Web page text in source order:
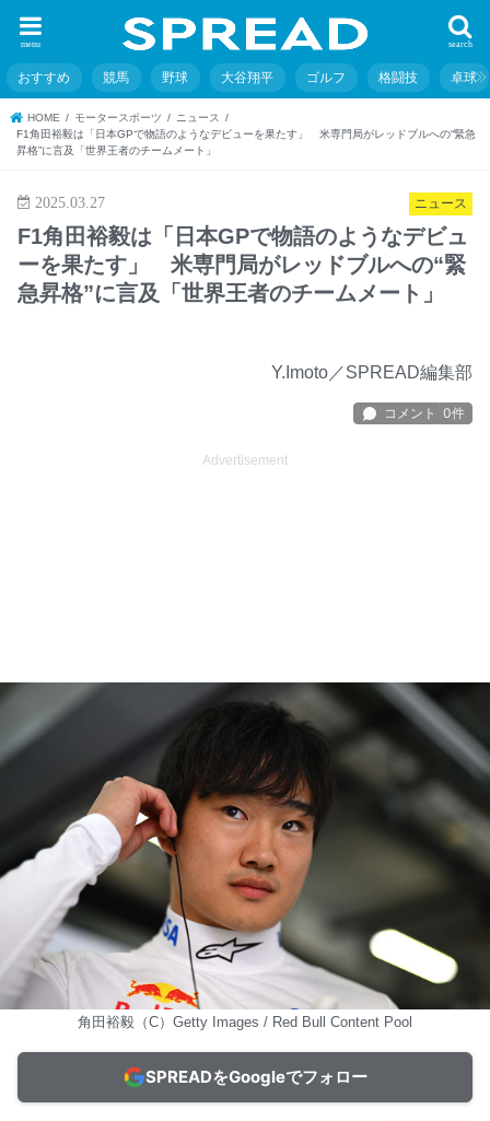
search
menu
おすすめ 競馬 野球 大谷翔平 ゴルフ 格闘技 卓球
HOME モータースポーツ
ニュース
F1角田裕毅は「日本GPで物語のようなデビューを果たす」 米専門局がレッドブルへの“緊急
昇格”に言及「世界王者のチームメート」
ニュース
2025.03.27
F1角田裕毅は「日本GPで物語のようなデビュ
ーを果たす」 米専門局がレッドブルへの“緊
急昇格”に言及「世界王者のチームメート」
Y.Imoto／SPREAD編集部
Advertisement
角田裕毅（C）Getty Images / Red Bull Content Pool
SPREADをGoogleでフォロー